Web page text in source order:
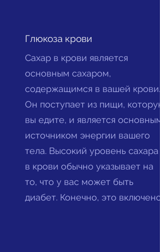
Глюкоза крови
Сахар в крови является
основным сахаром,
содержащимся в вашей крови.
Он поступает из пищи, которую
вы едите, и является основным
источником энергии вашего
тела. Высокий уровень сахара
в крови обычно указывает на
то, что у вас может быть
диабет. Конечно, это включено.